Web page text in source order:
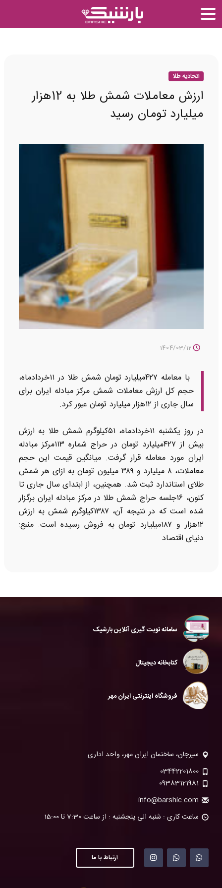
اتحادیه طلا
ارزش معاملات شمش طلا به 12هزار
میلیارد تومان رسید
1404/03/12
با معامله ۴۲۷میلیارد تومان شمش طلا در ۱۱خردادماه،
حجم کل ارزش معاملات شمش مرکز مبادله ایران برای
سال جاری از ۱۲هزار میلیارد تومان عبور کرد.
در روز یکشنبه ۱۱خردادماه، ۵۱کیلوگرم شمش طلا به ارزش
بیش از ۴۲۷میلیارد تومان در حراج شماره ۱۱۳مرکز مبادله
ایران مورد معامله قرار گرفت. میانگین قیمت این حجم
معاملات، ۸ میلیارد و ۳۸۹ میلیون تومان به ازای هر شمش
طلای استاندارد ثبت شد. همچنین، از ابتدای سال جاری تا
کنون، ۱۶جلسه حراج شمش طلا در مرکز مبادله ایران برگزار
شده است که در نتیجه آن، ۱۳۸۷کیلوگرم شمش به ارزش
۱۲هزار و ۱۸۷میلیارد تومان به فروش رسیده است. منبع:
دنیای اقتصاد
سامانه نوبت گیری آنلاین بارشیک
کتابخانه دیجیتال
فروشگاه اینترنتی ایران مهر
سیرجان، ساختمان ایران مهر، واحد اداری
03442201800
09383121981
info@barshic.com
ساعت کاری : شنبه الی پنجشنبه : از ساعت 7:30 تا 15:00
ارتباط با ما